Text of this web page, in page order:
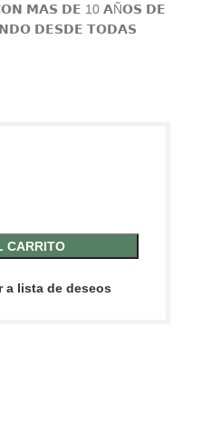
𝗠𝗔𝗦 𝗗𝗘 10 𝗔Ñ𝗢𝗦 𝗗𝗘
𝗗𝗘𝗦𝗗𝗘 𝗧𝗢𝗗𝗔𝗦
CARRITO
a lista de deseos